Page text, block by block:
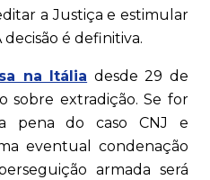
a Justiça e estimular
é definitiva.
na Itália desde 29 de
sobre extradição. Se for
pena do caso CNJ e
eventual condenação
armada será